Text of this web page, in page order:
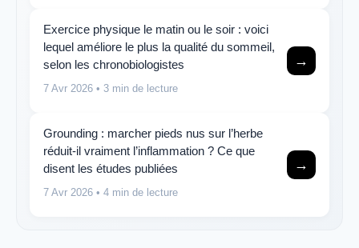
Exercice physique le matin ou le soir : voici
lequel améliore le plus la qualité du sommeil,
selon les chronobiologistes
7 Avr 2026 • 3 min de lecture
→
Grounding : marcher pieds nus sur l’herbe
réduit-il vraiment l’inflammation ? Ce que
disent les études publiées
7 Avr 2026 • 4 min de lecture
→